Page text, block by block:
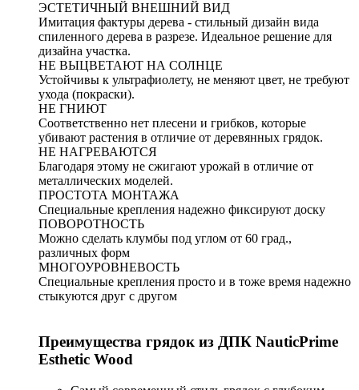
ЭСТЕТИЧНЫЙ ВНЕШНИЙ ВИД
Имитация фактуры дерева - стильный дизайн вида
спиленного дерева в разрезе. Идеальное решение для
дизайна участка.
НЕ ВЫЦВЕТАЮТ НА СОЛНЦЕ
Устойчивы к ультрафиолету, не меняют цвет, не требуют
ухода (покраски).
НЕ ГНИЮТ
Соответственно нет плесени и грибков, которые
убивают растения в отличие от деревянных грядок.
НЕ НАГРЕВАЮТСЯ
Благодаря этому не сжигают урожай в отличие от
металлических моделей.
ПРОСТОТА МОНТАЖА
Специальные крепления надежно фиксируют доску
ПОВОРОТНОСТЬ
Можно сделать клумбы под углом от 60 град.,
различных форм
МНОГОУРОВНЕВОСТЬ
Специальные крепления просто и в тоже время надежно
стыкуются друг с другом
Преимущества грядок из ДПК NauticPrime
Esthetic Wood